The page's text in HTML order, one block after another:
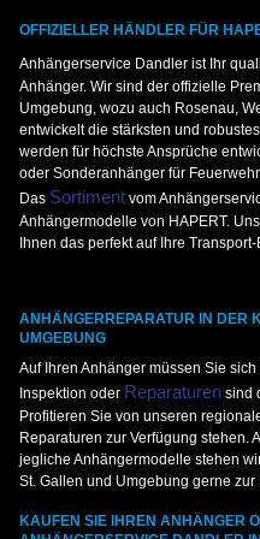
OFFIZIELLER HÄNDLER FÜR
Anhängerservice Dandler ist Ihr
Anhänger. Wir sind der offizielle
Umgebung, wozu auch Rosenau,
entwickelt die stärksten und
werden für höchste Ansprüche
oder Sonderanhänger für
Das Sortiment vom
Anhängermodelle von HAPERT.
Ihnen das perfekt auf Ihre
ANHÄNGERREPARATUR IN DER
UMGEBUNG
Auf Ihren Anhänger müssen Sie
Inspektion oder Reparaturen sind
Profitieren Sie von unseren
Reparaturen zur Verfügung stehen.
jegliche Anhängermodelle stehen
St. Gallen und Umgebung gerne zur
KAUFEN SIE IHREN ANHÄNGER